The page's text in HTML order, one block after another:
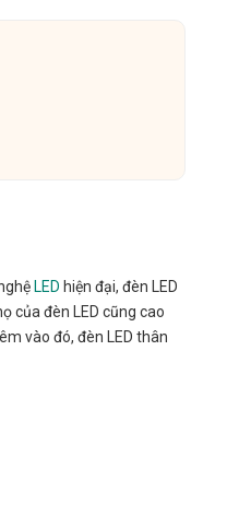
LED hiện đại, đèn LED
của đèn LED cũng cao
vào đó, đèn LED thân